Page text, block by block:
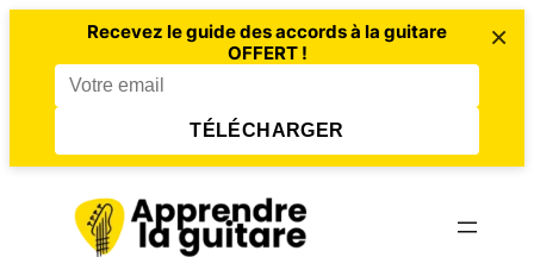
Recevez le guide des accords à la guitare
OFFERT !
TÉLÉCHARGER
×
contenu